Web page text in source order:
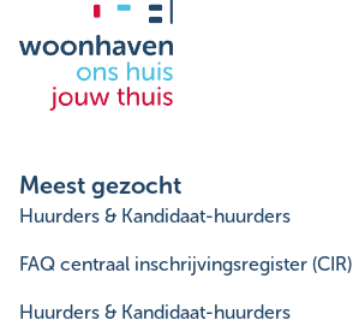
Meest gezocht
Huurders & Kandidaat-huurders
FAQ centraal inschrijvingsregister (CIR)
Huurders & Kandidaat-huurders